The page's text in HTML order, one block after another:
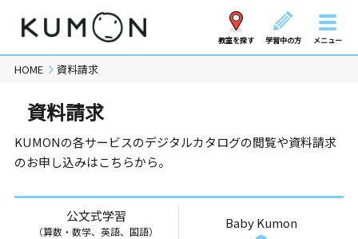
教室を探す 学習中の方 メニュー
HOME 資料請求
資料請求
KUMONの各サービスのデジタルカタログの閲覧や資料請求
のお申し込みはこちらから。
公文式学習
（算数・数学、英語、国語）
Baby Kumon